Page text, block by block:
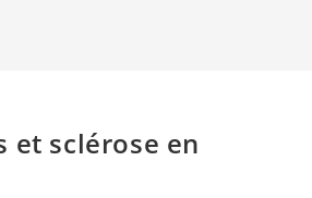
et sclérose en